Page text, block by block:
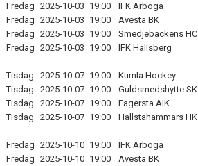
VÅRA LAG
MATCHER
ISSCHEMA
BOKA LOGE OCH MAT
BILJETTER
Fredag 2025-10-03 19:00 IFK Arboga
Fredag 2025-10-03 19:00 Avesta BK
Fredag 2025-10-03 19:00 Smedjebackens HC
Fredag 2025-10-03 19:00 IFK Hallsberg
Tisdag 2025-10-07 19:00 Kumla Hockey
Tisdag
2025-10-07 19:00 Guldsmedshytte SK
Tisdag
2025-10-07 19:00 Fagersta AIK
Tisdag
2025-10-07 19:00 Hallstahammars HK
Fredag 2025-10-10 19:00 IFK Arboga
Fredag 2025-10-10 19:00 Avesta BK